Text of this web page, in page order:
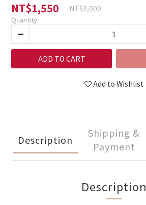
NT$1,550 NT$2,000
Quantity
ADD TO CART
Add to Wishlist
Description
Shipping &
Payment
Description